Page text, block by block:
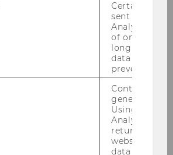
Certain data
sent to
Analytics a
of once per
long as it is
data
prevented.
Contains a
generated
Using this
Analytics can
returning
website and
data from